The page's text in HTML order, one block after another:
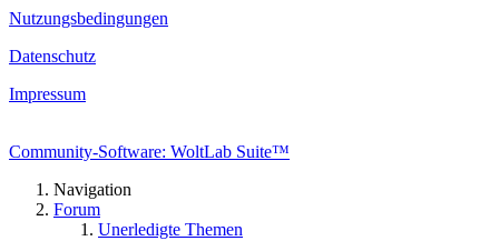
Nutzungsbedingungen
Datenschutz
Impressum
Community-Software: WoltLab Suite™
Navigation
Forum
Unerledigte Themen